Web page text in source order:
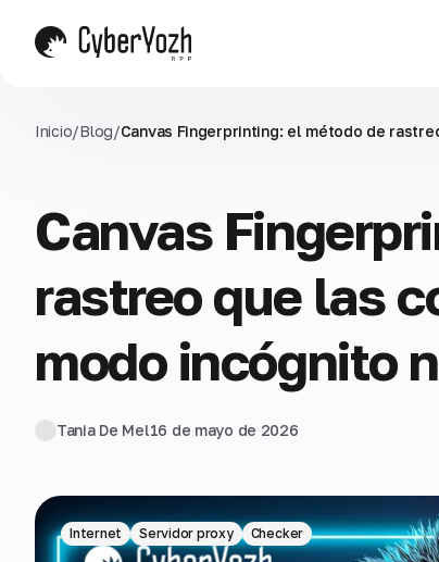
Inicio/Blog/Canvas Fingerprinting: el método de
Canvas
rastreo que las
modo incógnito
Tania De Mel16 de mayo de 2026
Internet Servidor proxy Checker